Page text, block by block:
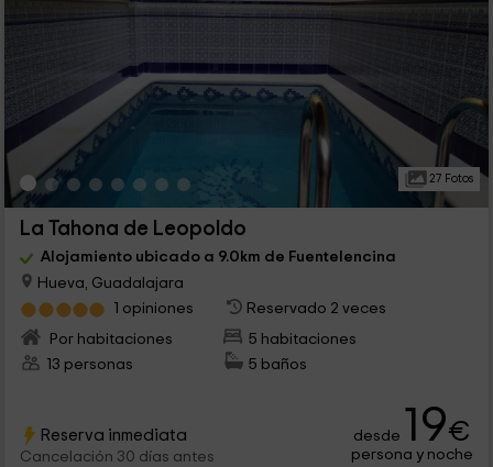
27 Fotos
La Tahona de Leopoldo
Alojamiento ubicado a 9.0km de Fuentelencina
Hueva, Guadalajara
1 opiniones
Reservado 2 veces
Por habitaciones
5 habitaciones
13 personas
5 baños
Reserva inmediata
Cancelación 30 días antes
desde 19€
persona y noche